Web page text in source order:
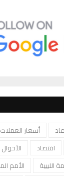
أسعار العملات
اقتصاد
الليبية
الأمم